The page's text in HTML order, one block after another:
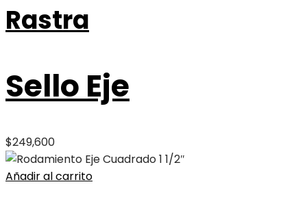
Rastra
Sello Eje
$249,600
Añadir al carrito